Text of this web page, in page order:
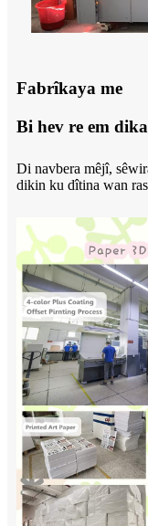
Fabrîkaya me
Bi hev re em
Di navbera mêjî,
dikin ku dîtina wan